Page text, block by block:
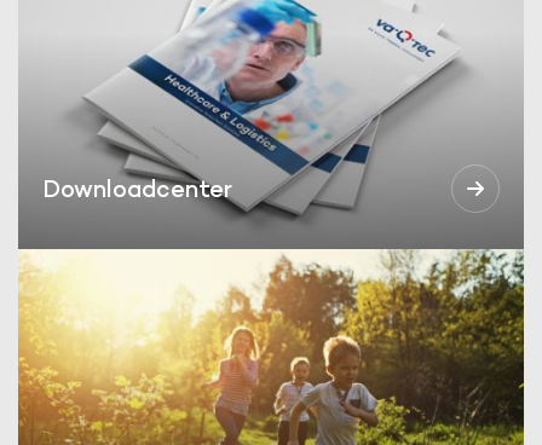
Downloadcenter